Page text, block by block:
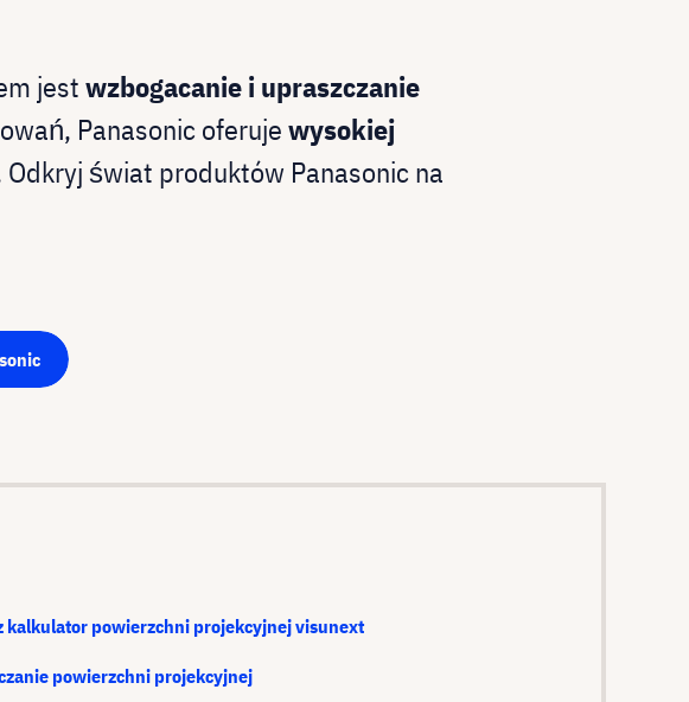
jestwzbogacanie i upraszczanie
Panasonic oferujewysokiej
świat produktów Panasonic na
kalkulator powierzchni projekcyjnej visunext
powierzchni projekcyjnej